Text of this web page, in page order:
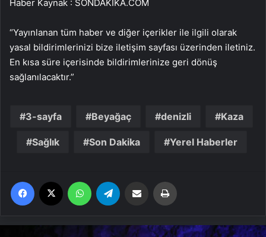
Haber Kaynak : SONDAKIKA.COM
“Yayınlanan tüm haber ve diğer içerikler ile ilgili olarak
yasal bildirimlerinizi bize iletişim sayfası üzerinden iletiniz.
En kısa süre içerisinde bildirimlerinize geri dönüş
sağlanılacaktır.”
3-sayfa Beyağaç denizli Kaza
Sağlık Son Dakika Yerel Haberler
Facebook WhatsApp Email'den paylaş